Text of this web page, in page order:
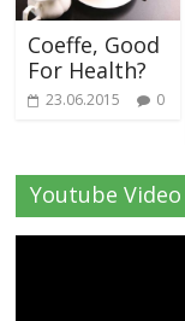
Coeffe, Good
For Health?
23.06.2015 0
Youtube Video